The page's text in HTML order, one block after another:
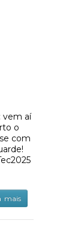
vem aí
o
com
mais